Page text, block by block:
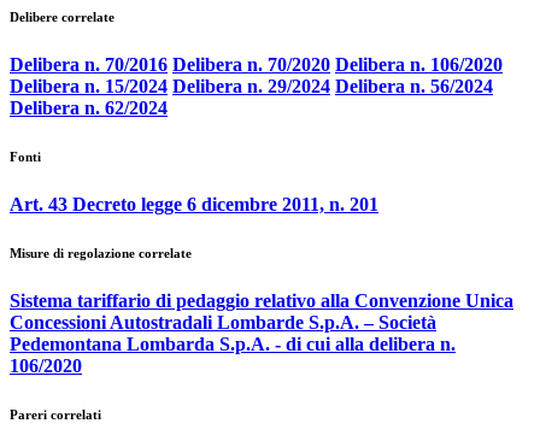
Delibere correlate
Delibera n. 70/2016 Delibera n. 70/2020 Delibera n. 106/2020
Delibera n. 15/2024 Delibera n. 29/2024 Delibera n. 56/2024
Delibera n. 62/2024
Fonti
Art. 43 Decreto legge 6 dicembre 2011, n. 201
Misure di regolazione correlate
Sistema tariffario di pedaggio relativo alla Convenzione Unica
Concessioni Autostradali Lombarde S.p.A. – Società
Pedemontana Lombarda S.p.A. - di cui alla delibera n.
106/2020
Pareri correlati